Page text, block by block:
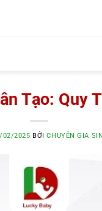
Tạo: Quy
02/2025 BỞICHUYÊN GIA